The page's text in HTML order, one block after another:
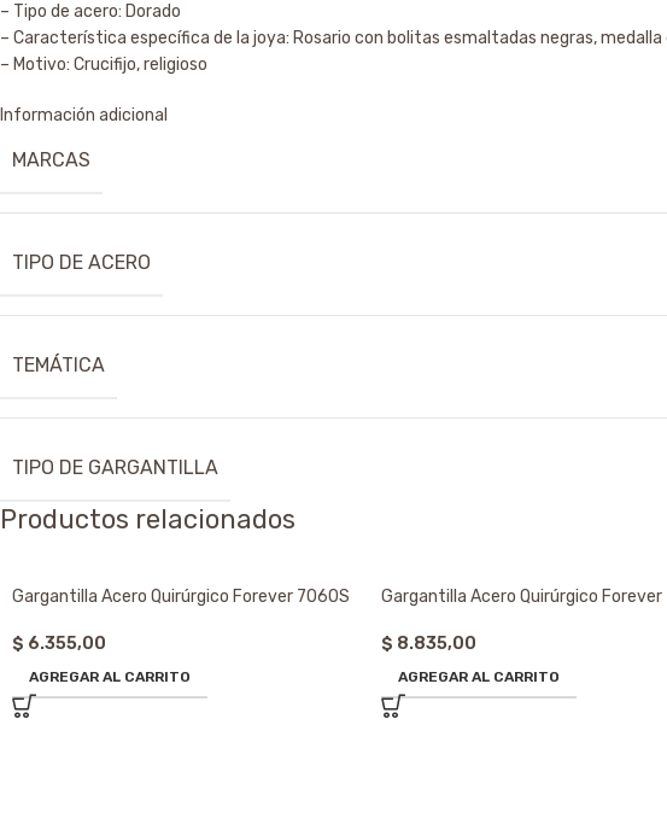
– Tipo de acero: Dorado
– Característica específica de la joya: Rosario con bolitas esmaltadas negras, medalla
– Motivo: Crucifijo, religioso
Información adicional
MARCAS
TIPO DE ACERO
TEMÁTICA
TIPO DE GARGANTILLA
Productos relacionados
Gargantilla Acero Quirúrgico Forever 7060S
$ 6.355,00
AGREGAR AL CARRITO
Gargantilla Acero Quirúrgico Forever
$ 8.835,00
AGREGAR AL CARRITO